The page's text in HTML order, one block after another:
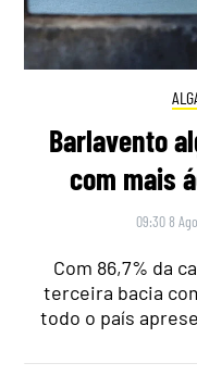
Barlavento
com mais
09:30 8
Com 86,7% da
terceira bacia
todo o país